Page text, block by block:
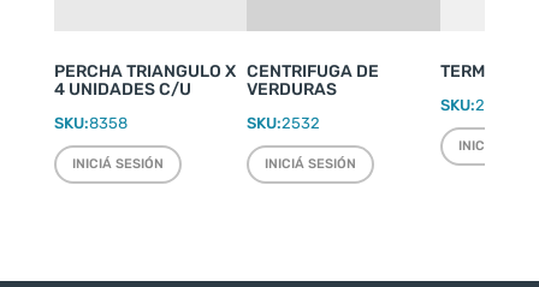
PERCHA TRIANGULO X
4 UNIDADES C/U
SKU:8358
INICIÁ SESIÓN
CENTRIFUGA DE
VERDURAS
SKU:2532
INICIÁ SESIÓN
TERMO
SKU:2220
INICIÁ